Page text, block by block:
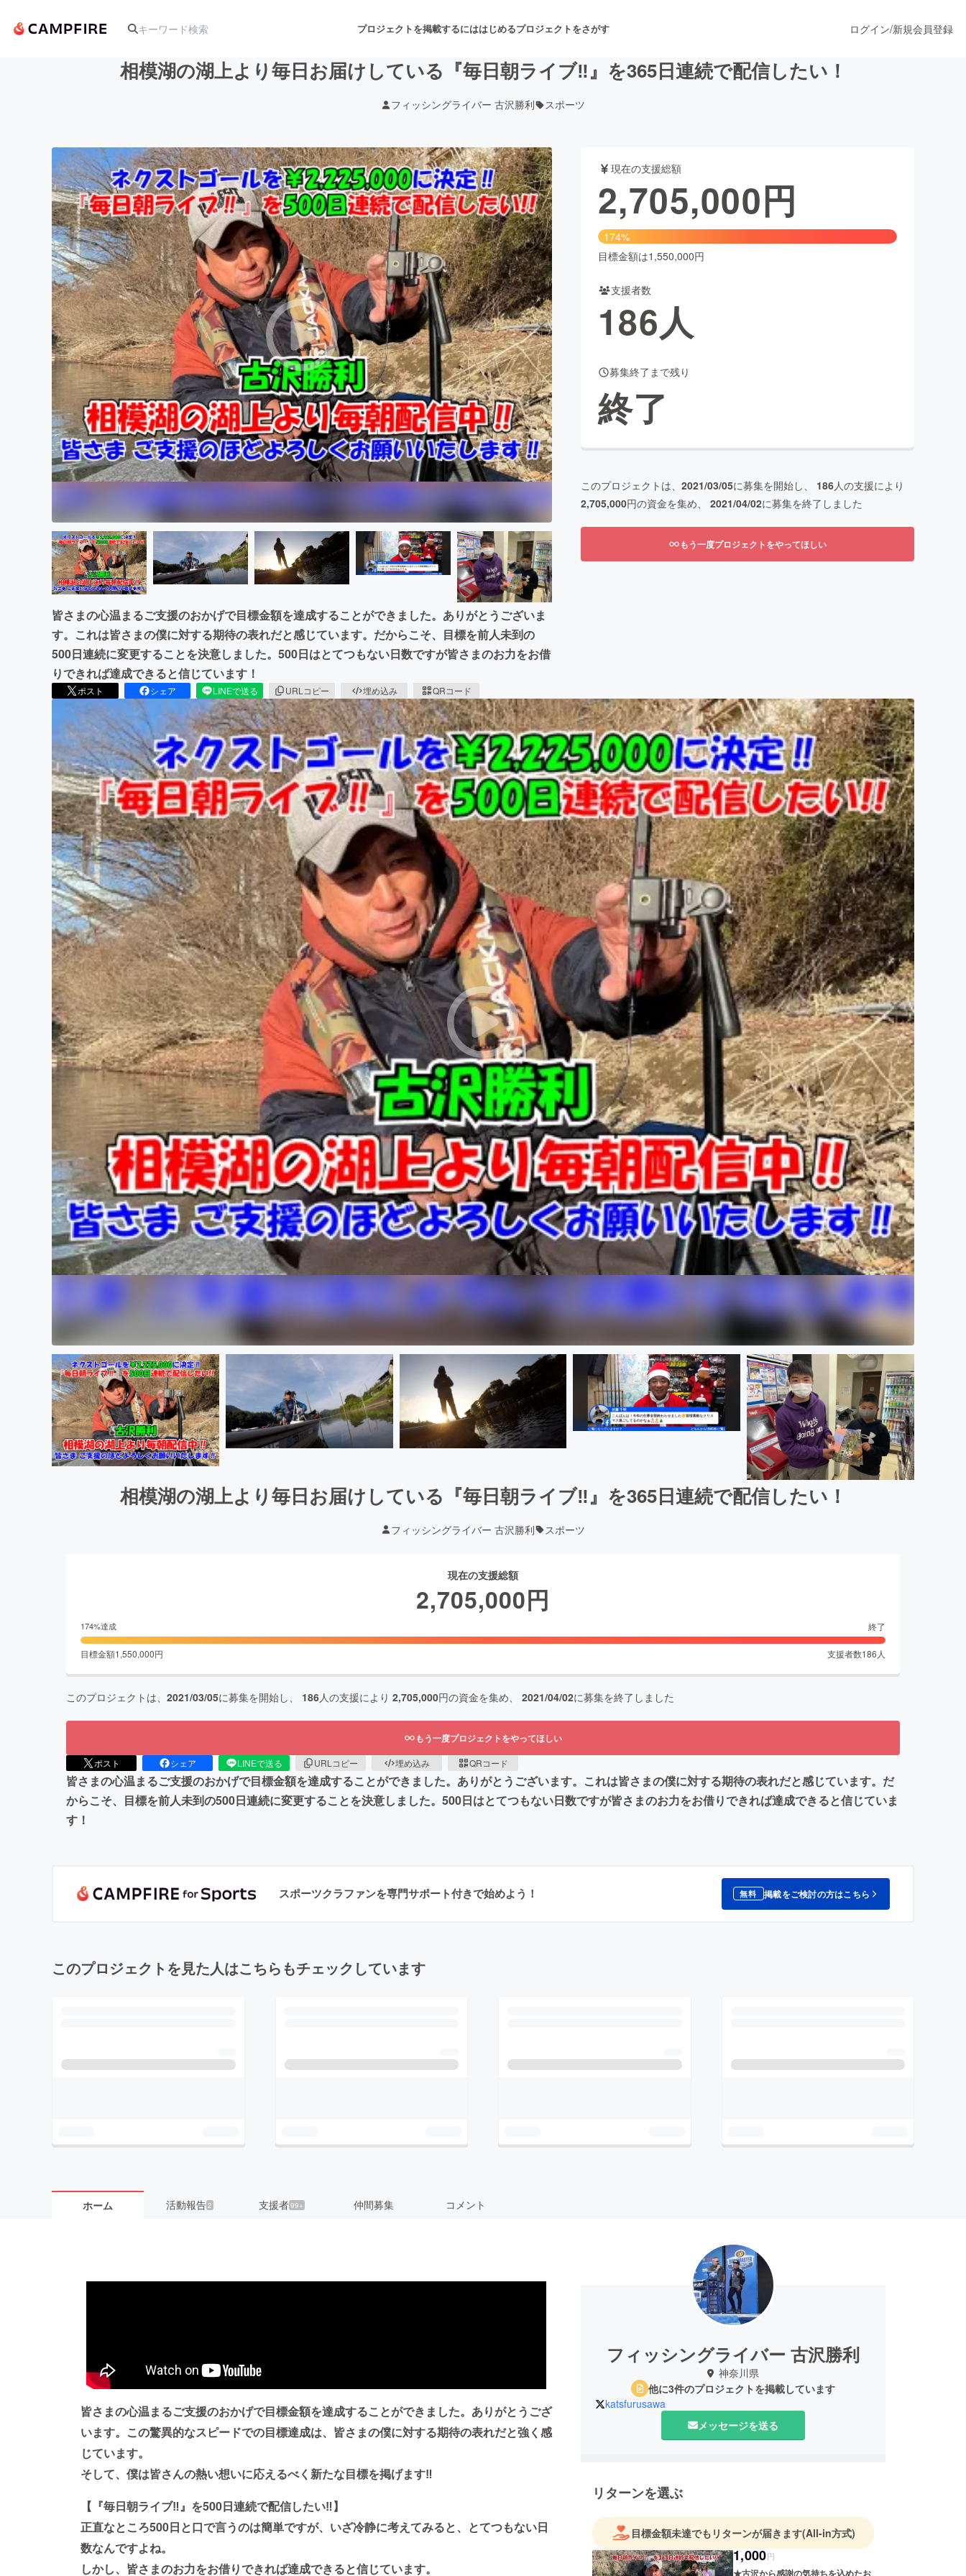
プロジェクトを掲載するにははじめるプロジェクトをさがす
アート・写真 音楽 舞台・パフォーマンス
テクノロジー・ガジェット ゲーム・サービス開発 フード・飲食店 ファッション
映像・映画 書籍・雑誌出版 アニメ・漫画
ビジネス・起業 チャレンジ ビューティー・ヘルスケア
まちづくり・地域活性化
CAMPFIRE for Social GoodCAMPFIRE Creation
CAMPFIREふるさと納税machi-yaコミュニティ
ログイン/新規会員登録
相模湖の湖上より毎日お届けしている『毎日朝ライブ‼』を365日連続で配信したい！
フィッシングライバー 古沢勝利 スポーツ
皆さまの心温まるご支援のおかげで目標金額を達成することができました。ありがとうございま
す。これは皆さまの僕に対する期待の表れだと感じています。だからこそ、目標を前人未到の
500日連続に変更することを決意しました。500日はとてつもない日数ですが皆さまのお力をお借
りできれば達成できると信じています！
ポスト シェア LINEで送る URLコピー 埋め込み QRコード
現在の支援総額
2,705,000円
174%
目標金額は1,550,000円
支援者数
186人
募集終了まで残り
終了
このプロジェクトは、 2021/03/05に募集を開始し、 186人の支援により
2,705,000円の資金を集め、 2021/04/02に募集を終了しました
もう一度プロジェクトをやってほしい
相模湖の湖上より毎日お届けしている『毎日朝ライブ‼』を365日連続で配信したい！
フィッシングライバー 古沢勝利 スポーツ
現在の支援総額
2,705,000円
174%達成 終了
目標金額1,550,000円 支援者数186 人
このプロジェクトは、 2021/03/05に募集を開始し、 186人の支援により 2,705,000円の資金を集め、 2021/04/02に募集を終了しました
もう一度プロジェクトをやってほしい
ポスト シェア LINEで送る URLコピー 埋め込み QRコード
皆さまの心温まるご支援のおかげで目標金額を達成することができました。ありがとうございます。これは皆さまの僕に対する期待の表れだと感じています。だ
からこそ、目標を前人未到の500日連続に変更することを決意しました。500日はとてつもない日数ですが皆さまのお力をお借りできれば達成できると信じていま
す！
スポーツクラファンを専門サポート付きで始めよう！ 無料 掲載をご検討の方はこちら
このプロジェクトを見た人はこちらもチェックしています
ホーム 活動報告 2 支援者99+ 仲間募集 コメント
皆さまの心温まるご支援のおかげで目標金額を達成することができました。ありがとうござ
います。この驚異的なスピードでの目標達成は、皆さまの僕に対する期待の表れだと強く感
じています。
そして、僕は皆さんの熱い想いに応えるべく新たな目標を掲げます‼
【『毎日朝ライブ‼』を500日連続で配信したい‼】
正直なところ500日と口で言うのは簡単ですが、いざ冷静に考えてみると、とてつもない日
数なんですよね。
しかし、皆さまのお力をお借りできれば達成できると信じています。
フィッシングライバー 古沢勝利
神奈川県
他に3件のプロジェクトを掲載しています
katsfurusawa
メッセージを送る
リターンを選ぶ
目標金額未達でもリターンが届きます(All-in方式)
1,000円
★古沢から感謝の気持ちを込めたお